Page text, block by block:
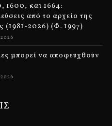
1600, και 1664:
από το αρχείο της
(1981-2026) (Φ. 1997)
μπορεί να αποφευχθούν